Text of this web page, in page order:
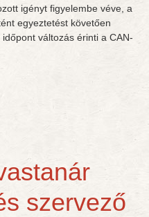
igényt figyelembe véve, a
egyeztetést követően
változás érinti a CAN-
szervező